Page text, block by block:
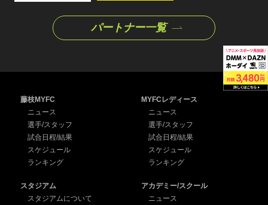
パートナー一覧
藤枝MYFC
ニュース
選手/スタッフ
試合日程/結果
スケジュール
ランキング
MYFCレディース
ニュース
選手/スタッフ
試合日程/結果
スケジュール
ランキング
スタジアム
スタジアムについて
アカデミー/スクール
ニュース